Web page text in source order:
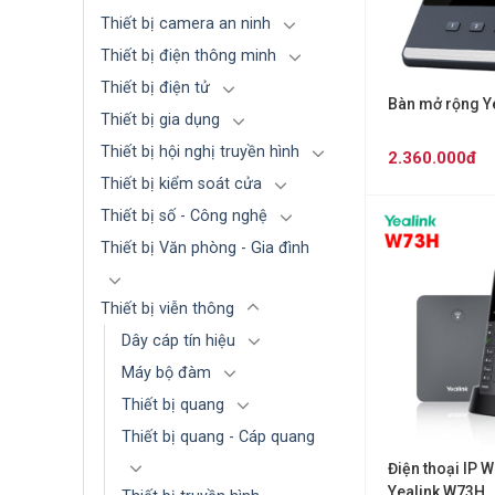
Thiết bị camera an ninh
Thiết bị điện thông minh
Thiết bị điện tử
Thiết bị gia dụng
Thiết bị hội nghị truyền hình
Thiết bị kiểm soát cửa
Thiết bị số - Công nghệ
Thiết bị Văn phòng - Gia đình
Thiết bị viễn thông
Dây cáp tín hiệu
Máy bộ đàm
Thiết bị quang
Thiết bị quang - Cáp quang
Bàn mở rộng
2.360.000đ
Điện thoại IP